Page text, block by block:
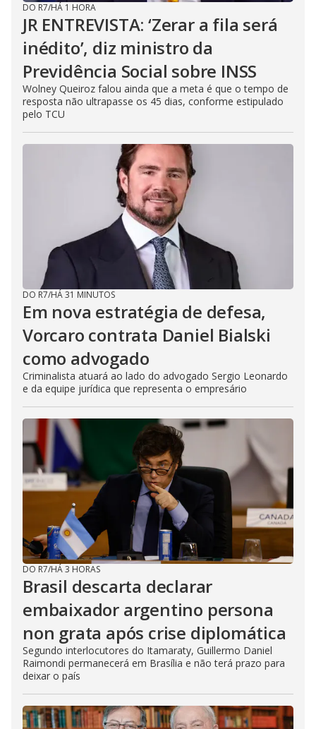
DO R7/HÁ 1 HORA
JR ENTREVISTA: ‘Zerar a fila será
inédito’, diz ministro da
Previdência Social sobre INSS
Wolney Queiroz falou ainda que a meta é que o tempo de
resposta não ultrapasse os 45 dias, conforme estipulado
pelo TCU
DO R7/HÁ 31 MINUTOS
Em nova estratégia de defesa,
Vorcaro contrata Daniel Bialski
como advogado
Criminalista atuará ao lado do advogado Sergio Leonardo
e da equipe jurídica que representa o empresário
DO R7/HÁ 3 HORAS
Brasil descarta declarar
embaixador argentino persona
non grata após crise diplomática
Segundo interlocutores do Itamaraty, Guillermo Daniel
Raimondi permanecerá em Brasília e não terá prazo para
deixar o país